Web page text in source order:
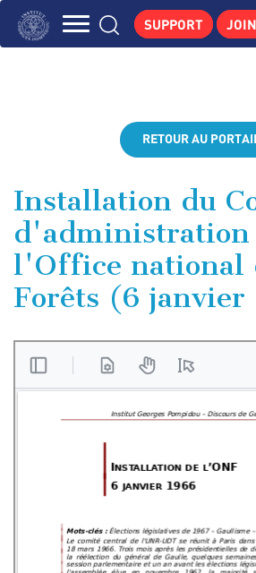
Skip
CENTRE DE
PUBLICATIONS
NEWS
PEDAGOGICAL
SUPPORT JOIN
RETOUR AU
Installation du
d'administration
l'Office national
Forêts (6 janvier
Cookies management panel